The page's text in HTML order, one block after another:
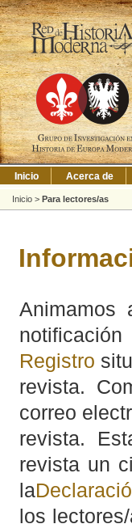
Inicio Acerca de
Inicio > Para lectores/as
Registro
revista.
correo
revista.
revista un
la
los